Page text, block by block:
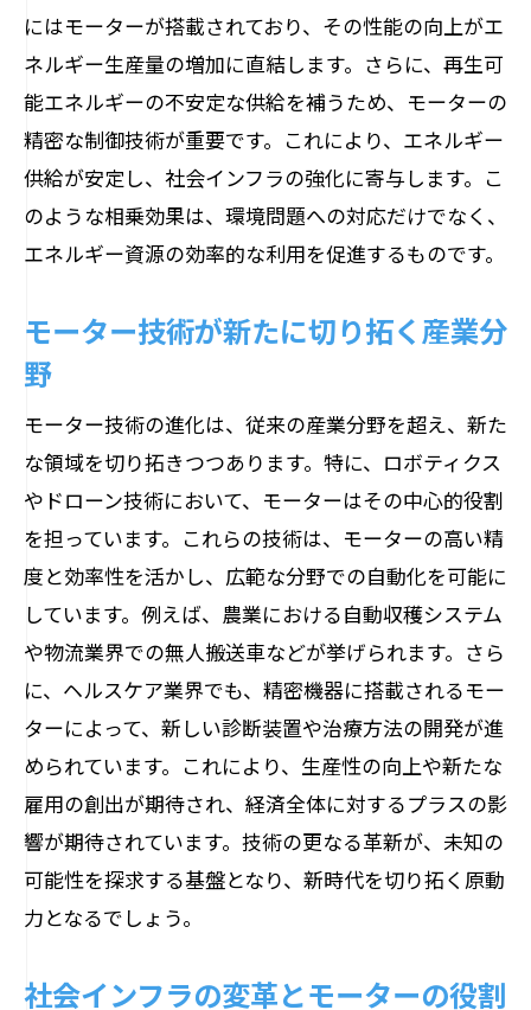
にはモーターが搭載されており、その性能の向上がエ
ネルギー生産量の増加に直結します。さらに、再生可
能エネルギーの不安定な供給を補うため、モーターの
精密な制御技術が重要です。これにより、エネルギー
供給が安定し、社会インフラの強化に寄与します。こ
のような相乗効果は、環境問題への対応だけでなく、
エネルギー資源の効率的な利用を促進するものです。
モーター技術が新たに切り拓く産業分
野
モーター技術の進化は、従来の産業分野を超え、新た
な領域を切り拓きつつあります。特に、ロボティクス
やドローン技術において、モーターはその中心的役割
を担っています。これらの技術は、モーターの高い精
度と効率性を活かし、広範な分野での自動化を可能に
しています。例えば、農業における自動収穫システム
や物流業界での無人搬送車などが挙げられます。さら
に、ヘルスケア業界でも、精密機器に搭載されるモー
ターによって、新しい診断装置や治療方法の開発が進
められています。これにより、生産性の向上や新たな
雇用の創出が期待され、経済全体に対するプラスの影
響が期待されています。技術の更なる革新が、未知の
可能性を探求する基盤となり、新時代を切り拓く原動
力となるでしょう。
社会インフラの変革とモーターの役割